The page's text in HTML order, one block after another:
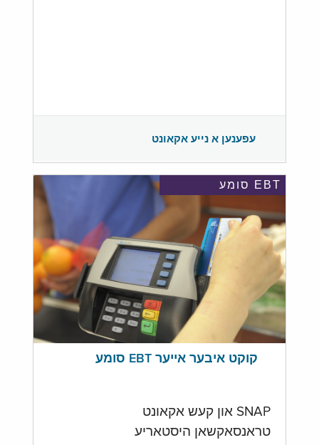
עפענען א נייע אקאונט
EBT סומע
קוקט איבער אייער EBT סומע
SNAP און קעש אקאונט
טראנסאקשאן היסטאריע